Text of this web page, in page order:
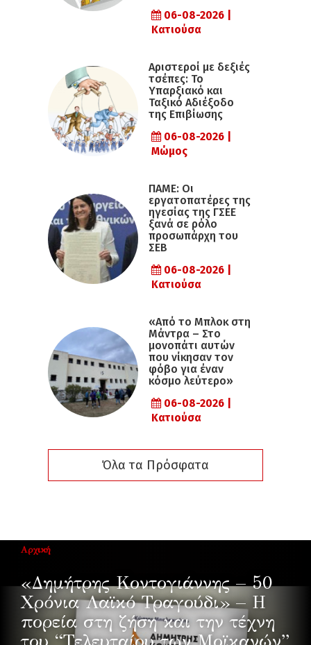
06-08-2026 |
Κατιούσα
Αριστεροί με δεξιές
τσέπες: Το
Υπαρξιακό και
Ταξικό Αδιέξοδο
της Επιβίωσης
06-08-2026 |
Μώμος
ΠΑΜΕ: Οι
εργατοπατέρες της
ηγεσίας της ΓΣΕΕ
ξανά σε ρόλο
προσωπάρχη του
ΣΕΒ
06-08-2026 |
Κατιούσα
«Από το Μπλοκ στη
Μάντρα – Στο
μονοπάτι αυτών
που νίκησαν τον
φόβο για έναν
κόσμο λεύτερο»
06-08-2026 |
Κατιούσα
Όλα τα Πρόσφατα
Αρχική
«Δημήτρης Κοντογιάννης – 50
Χρόνια Λαϊκό Τραγούδι» – Η
πορεία στη ζήση και την τέχνη